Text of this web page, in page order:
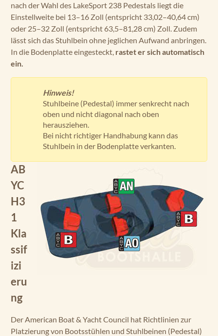
nach der Wahl des LakeSport 238 Pedestals liegt die
Einstellweite bei 13–16 Zoll (entspricht 33,02–40,64 cm)
oder 25–32 Zoll (entspricht 63,5–81,28 cm) Zoll. Zudem
lässt sich das Stuhlbein ohne jeglichen Aufwand anbringen.
In die Bodenplatte eingesteckt, rastet er sich automatisch
ein.
Hinweis!
Stuhlbeine (Pedestal) immer senkrecht nach
oben und nicht diagonal nach oben
herausziehen.
Bei nicht richtiger Handhabung kann das
Stuhlbein in der Bodenplatte verkanten.
AB
YC
H3
1
Kla
ssif
izi
eru
ng
Der American Boat & Yacht Council hat Richtlinien zur
Platzierung von Bootsstühlen und Stuhlbeinen (Pedestal)